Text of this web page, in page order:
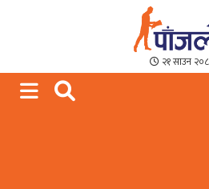
Paajalo News
We are from Far
२१ साउन